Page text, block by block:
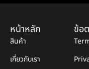
หน้าหลัก
สินค้า
เกี่ยวกับเรา
ข้อ